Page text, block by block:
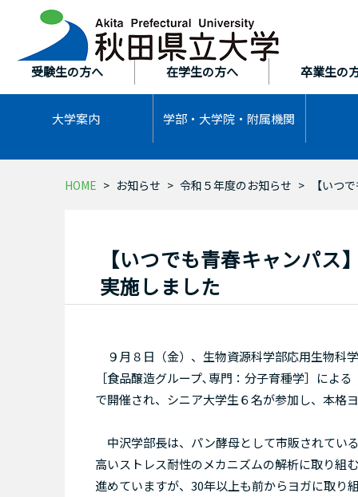
受験生の方へ 在学生の方へ 卒業生の
大学案内 学部・大学院・ 附属機関
HOME お知らせ 令和５年度のお知らせ 【いつ
【いつでも青春キャンパ
実施しました
９月８日（金）、生物資源科学部応用生物科
［食品醸造グループ､専門：分子育種学］によ
で開催され、シニア大学生６名が参加し、本格
中沢学部長は、パン酵母として市販されてい
高いストレス耐性のメカニズムの解析に取り組
進めていますが、30年以上も前からヨガに取り